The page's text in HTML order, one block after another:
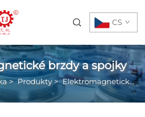
CS
brzdy a spojky
> Produkty >Elektromagnetické brzdy a spojky